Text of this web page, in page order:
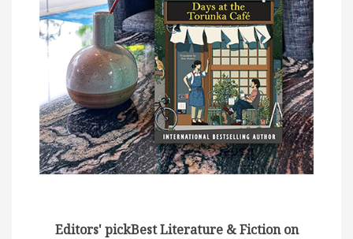
Editors' pickBest Literature & Fiction on